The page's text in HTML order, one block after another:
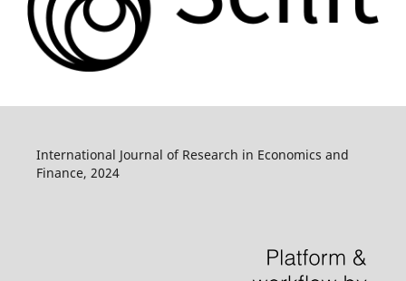
International Journal of Research in Economics and
Finance, 2024